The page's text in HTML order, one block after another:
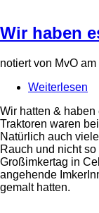
Wir haben
notiert von MvO am
Weiterlesen
es
Wir hatten &
Traktoren waren
Natürlich auch
Rauch und nicht
Großimkertag in
angehende
gemalt hatten.